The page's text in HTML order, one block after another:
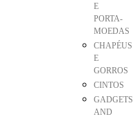
E
PORTA-
MOEDAS
CHAPÉUS
E
GORROS
CINTOS
GADGETS
AND